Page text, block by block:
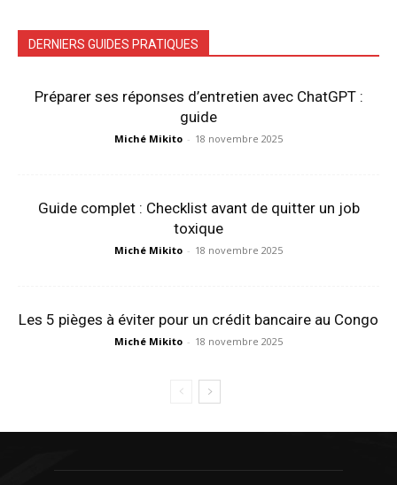
DERNIERS GUIDES PRATIQUES
Préparer ses réponses d’entretien avec ChatGPT :
guide
Miché Mikito - 18 novembre 2025
Guide complet : Checklist avant de quitter un job
toxique
Miché Mikito - 18 novembre 2025
Les 5 pièges à éviter pour un crédit bancaire au Congo
Miché Mikito - 18 novembre 2025